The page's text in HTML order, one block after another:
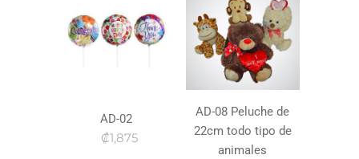
AD-02
₡1,875
AD-08 Peluche de
22cm todo tipo de
animales